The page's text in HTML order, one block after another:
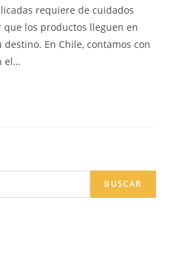
requiere de cuidados
los productos lleguen en
En Chile, contamos con
el…
BUSCAR